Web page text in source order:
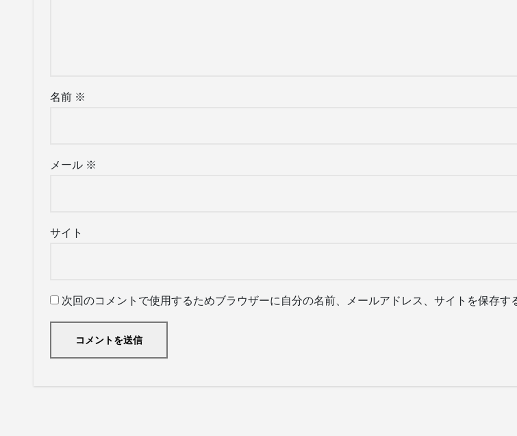
名前 ※
メール ※
サイト
次回のコメントで使用するためブラウザーに自分の名前、メールアドレス、サイトを保存す